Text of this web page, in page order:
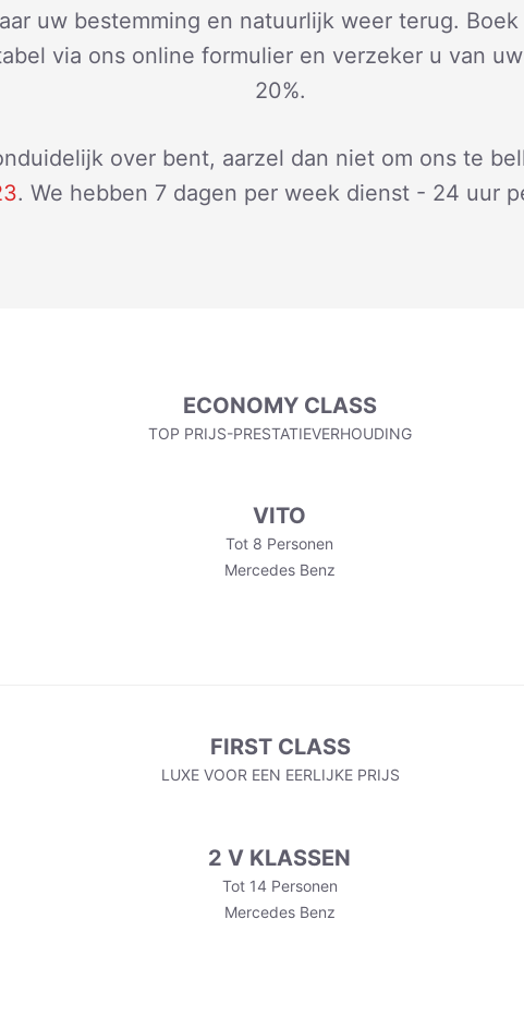
uw bestemming en natuurlijk weer terug.
via ons online formulier en verzeker u van
20%.
over bent, aarzel dan niet om ons te
. We hebben 7 dagen per week dienst - 24 uur
ECONOMY CLASS
TOP PRIJS-PRESTATIEVERHOUDING
VITO
Tot 8 Personen
Mercedes Benz
FIRST CLASS
LUXE VOOR EEN EERLIJKE PRIJS
2 V KLASSEN
Tot 14 Personen
Mercedes Benz